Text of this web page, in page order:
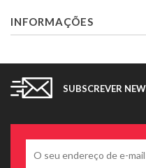
INFORMAÇÕES
SUBSCREVER